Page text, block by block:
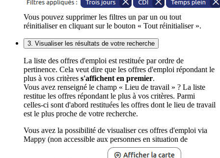
Vous pouvez supprimer les filtres un par un ou tout
réinitialiser en cliquant sur le bouton « Tout réinitialiser ».
3. Visualiser les résultats de votre recherche
La liste des offres d'emploi est restituée par ordre de
pertinence. Cela veut dire que les offres d'emploi répondant le
plus à vos critères s'affichent en premier.
Vous avez renseigné le champ « Lieu de travail » ? La liste
restitue les offres répondant le plus à vos critères. Parmi
celles-ci sont d'abord restituées les offres dont le lieu de travail
est le plus proche de votre recherche.
Vous avez la possibilité de visualiser ces offres d'emploi via
Mappy (non accessible aux personnes en situation de